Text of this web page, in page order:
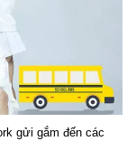
gửi gắm đến các